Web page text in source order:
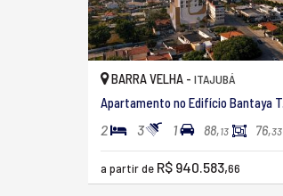
BARRA VELHA - ITAJUBÁ
2 3 1 88,13 76,33
a partir de R$ 940.583,66